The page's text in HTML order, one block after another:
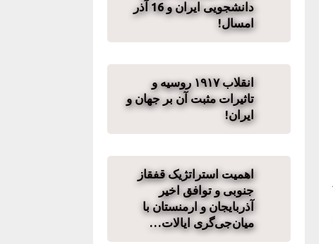
دانشجویی ایران و 16 آذر
امسال!
انقلاب ۱۹۱۷ روسیه و
تاثیرات مثبت آن بر جهان و
ایران!
اهمیت استراتژیک قفقاز
جنوبی و توافق اخیر
آذربایجان و ارمنستان با
میان‌جی‌گری ایالات…